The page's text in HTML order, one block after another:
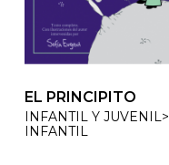
EL PRINCIPITO
INFANTIL Y JUVENIL>
INFANTIL